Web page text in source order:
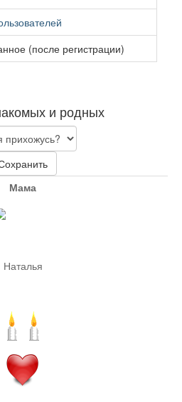
(после регистрации)
и родных
Мама
Наталья